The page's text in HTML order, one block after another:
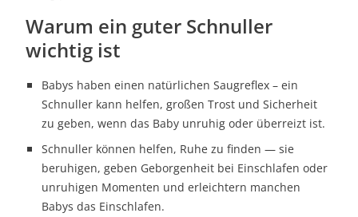
Warum ein guter Schnuller
wichtig ist
Babys haben einen natürlichen Saugreflex – ein
Schnuller kann helfen, großen Trost und Sicherheit
zu geben, wenn das Baby unruhig oder überreizt ist.
Schnuller können helfen, Ruhe zu finden — sie
beruhigen, geben Geborgenheit bei Einschlafen oder
unruhigen Momenten und erleichtern manchen
Babys das Einschlafen.